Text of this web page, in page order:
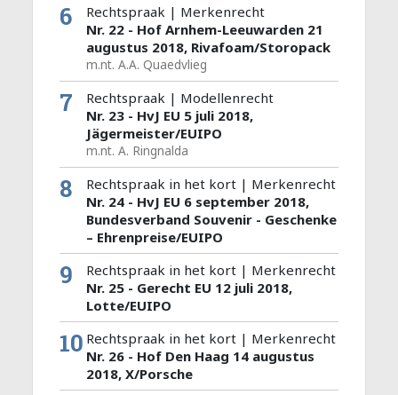
6
Rechtspraak | Merkenrecht
Nr. 22 - Hof Arnhem-Leeuwarden 21
augustus 2018, Rivafoam/Storopack
m.nt. A.A. Quaedvlieg
7
Rechtspraak | Modellenrecht
Nr. 23 - HvJ EU 5 juli 2018,
Jägermeister/EUIPO
m.nt. A. Ringnalda
8
Rechtspraak in het kort | Merkenrecht
Nr. 24 - HvJ EU 6 september 2018,
Bundesverband Souvenir - Geschenke
– Ehrenpreise/EUIPO
9
Rechtspraak in het kort | Merkenrecht
Nr. 25 - Gerecht EU 12 juli 2018,
Lotte/EUIPO
10 Rechtspraak in het kort | Merkenrecht
Nr. 26 - Hof Den Haag 14 augustus
2018, X/Porsche